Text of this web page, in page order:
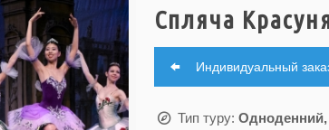
Спляча
Индивидуальный
Тип туру: Одноденний,